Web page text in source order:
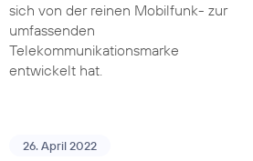
sich von der reinen Mobilfunk- zur
umfassenden
Telekommunikationsmarke
entwickelt hat.
26. April 2022